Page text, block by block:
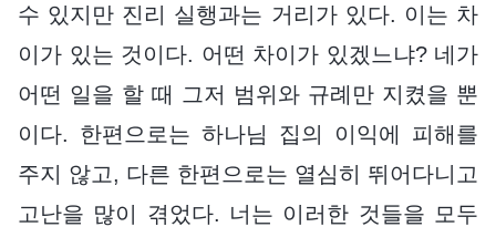
수 있지만 진리 실행과는 거리가 있다. 이는 차
이가 있는 것이다. 어떤 차이가 있겠느냐? 네가
어떤 일을 할 때 그저 범위와 규례만 지켰을 뿐
이다. 한편으로는 하나님 집의 이익에 피해를
주지 않고, 다른 한편으로는 열심히 뛰어다니고
고난을 많이 겪었다. 너는 이러한 것들을 모두